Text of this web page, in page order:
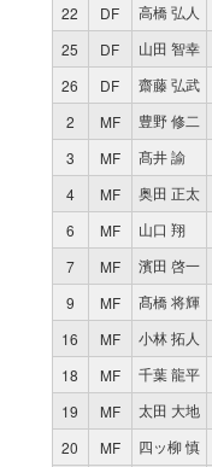
22
DF 高橋 弘人
25
DF 山田 智幸
26
DF 齋藤 弘武
2
MF 豊野 修二
3
MF 髙井 諭
4
MF 奥田 正太
6
MF 山口 翔
7
MF 濱田 啓一
9
MF 髙橋 将輝
16
MF 小林 拓人
18
MF 千葉 龍平
19
MF 太田 大地
20
MF 四ッ柳 慎